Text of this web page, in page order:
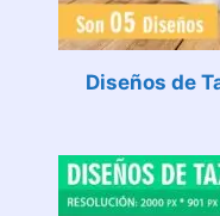
Diseños de